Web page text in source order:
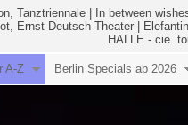
Tanztriennale
In between
Ernst Deutsch Theater
HALLE - cie.
A-Z Berlin Specials ab 2026